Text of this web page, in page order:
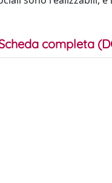
completa